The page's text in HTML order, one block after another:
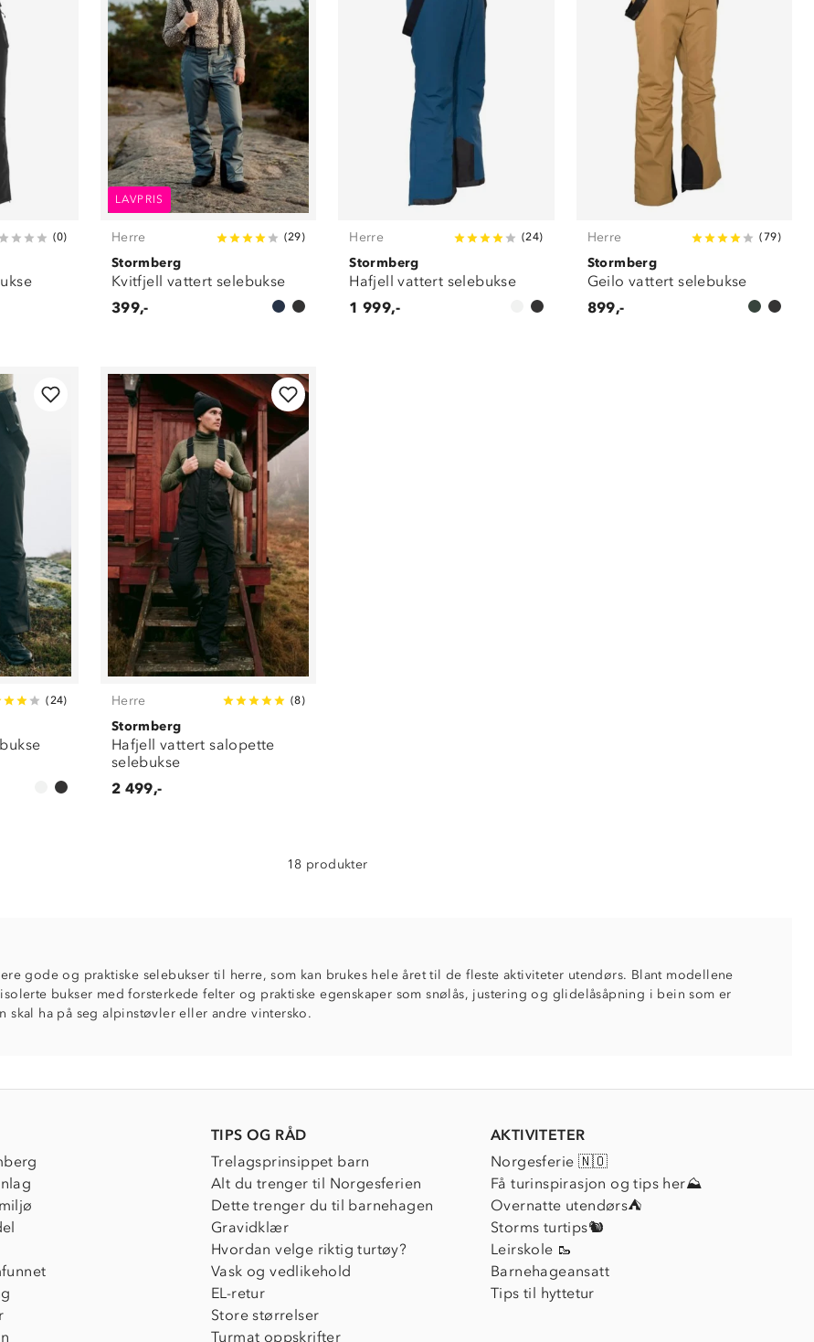
(0)
LAVPRIS
Herre (29)
Stormberg
Kvitfjell vattert selebukse
399,-
Herre (24)
Stormberg
Hafjell vattert selebukse
1 999,-
Herre (79)
Stormberg
Geilo vattert selebukse
899,-
(24) Herre (8)
Stormberg
Hafjell vattert salopette
selebukse
2 499,-
18 produkter
gode og praktiske selebukser til herre, som kan brukes hele året til de fleste aktiviteter utendørs. Blant modellene
bukser med forsterkede felter og praktiske egenskaper som snølås, justering og glidelåsåpning i bein som er
skal ha på seg alpinstøvler eller andre vintersko.
TIPS OG RÅD
Trelagsprinsippet barn
Alt du trenger til Norgesferien
Dette trenger du til barnehagen
Gravidklær
Hvordan velge riktig turtøy?
Vask og vedlikehold
EL-retur
Store størrelser
Turmat oppskrifter
AKTIVITETER
Norgesferie 🇳🇴
Få turinspirasjon og tips her⛰
Overnatte utendørs⛺
Storms turtips🐿️
Leirskole 🥾
Barnehageansatt
Tips til hyttetur